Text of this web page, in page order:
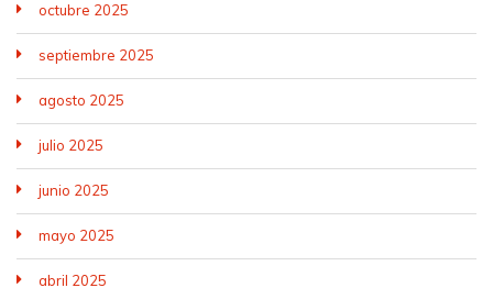
octubre 2025
septiembre 2025
agosto 2025
julio 2025
junio 2025
mayo 2025
abril 2025